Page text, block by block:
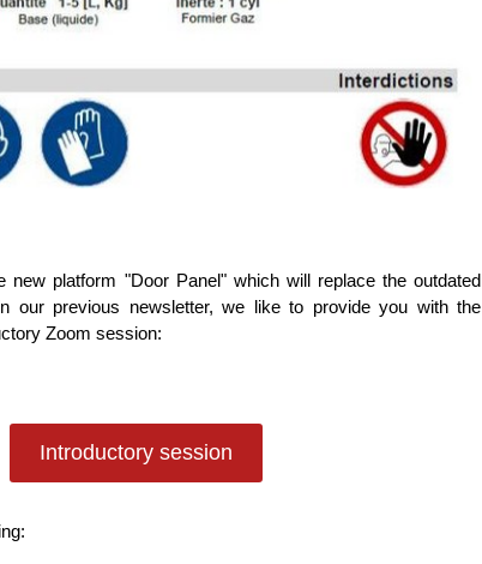
new platform "Door Panel" which will replace the outdated
our previous newsletter, we like to provide you with the
Zoom session:
Introductory session